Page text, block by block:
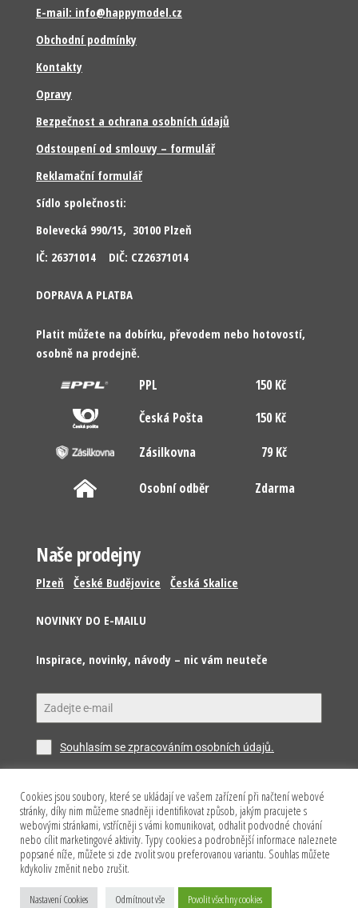
E-mail: info@happymodel.cz
Obchodní podmínky
Kontakty
Opravy
Bezpečnost a ochrana osobních údajů
Odstoupení od smlouvy – formulář
Reklamační formulář
Sídlo společnosti:
Bolevecká 990/15, 30100 Plzeň
IČ: 26371014 DIČ: CZ26371014
DOPRAVA A PLATBA
Platit můžete na dobírku, převodem nebo hotovostí,
osobně na prodejně.
PPL
150 Kč
Česká Pošta
150 Kč
Zásilkovna
79 Kč
Osobní odběr Zdarma
Naše prodejny
Plzeň České Budějovice Česká Skalice
NOVINKY DO E-MAILU
Inspirace, novinky, návody – nic vám neuteče
Souhlasím se zpracováním osobních údajů.
Odeslat
vyhrazena.
Cookies jsou soubory, které se ukládají ve vašem zařízení při načtení webové
stránky, díky nim můžeme snadněji identifikovat způsob, jakým pracujete s
webovými stránkami, vstřícněji s vámi komunikovat, odhalit podvodné chování
nebo cílit marketingové aktivity. Typy cookies a podrobnější informace naleznete
popsané níže, můžete si zde zvolit svou preferovanou variantu. Souhlas můžete
kdykoliv změnit nebo zrušit.
Nastavení Cookies Odmítnout vše Povolit všechny cookies